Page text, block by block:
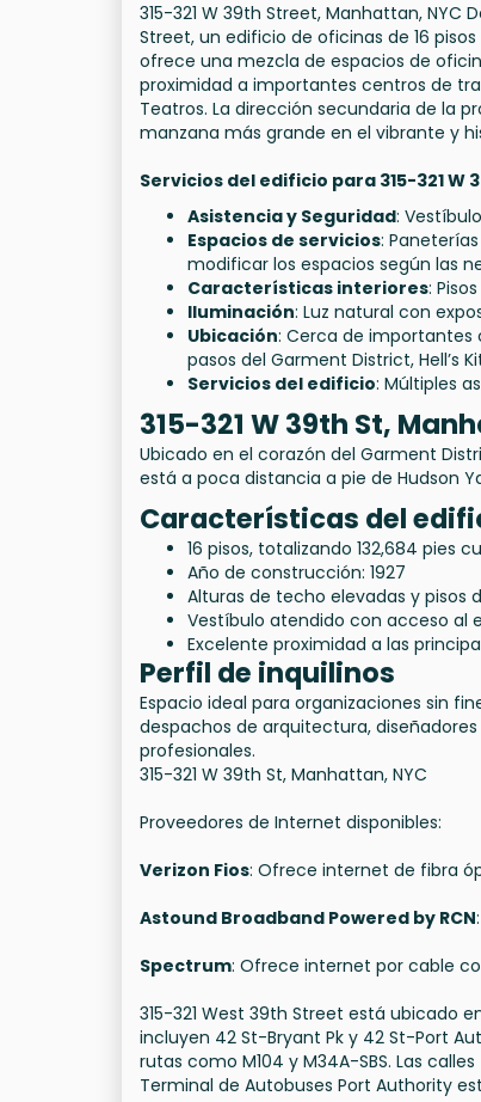
315-321 W 39th Street, Manhattan,
Street, un edificio de oficinas de 16
ofrece una mezcla de espacios de
proximidad a importantes centros de
Teatros. La dirección secundaria de la
manzana más grande en el vibrante y
Servicios del edificio para 315-321 W
Asistencia y Seguridad:
Espacios de servicios:
modificar los espacios según las
Características interiores:
Iluminación: Luz natural con
Ubicación: Cerca de importantes
pasos del Garment District, Hell’s
Servicios del edificio: Múltiples
315-321 W 39th St,
Ubicado en el corazón del Garment
está a poca distancia a pie de Hudson
Características del
16 pisos, totalizando 132,684 pies
Año de construcción: 1927
Alturas de techo elevadas y pisos
Vestíbulo atendido con acceso al
Excelente proximidad a las
Perfil de inquilinos
Espacio ideal para organizaciones sin
despachos de arquitectura,
profesionales.
315-321 W 39th St, Manhattan, NYC
Proveedores de Internet disponibles:
Verizon Fios: Ofrece internet de fibra
Astound Broadband Powered by RCN
Spectrum: Ofrece internet por cable
315-321 West 39th Street está ubicado
incluyen 42 St-Bryant Pk y 42 St-Port
rutas como M104 y M34A-SBS. Las
Terminal de Autobuses Port Authority